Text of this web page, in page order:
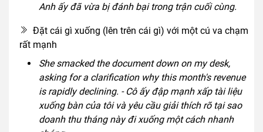
Anh ấy đã vừa bị đánh bại trong trận cuối cùng.
Đặt cái gì xuống (lên trên cái gì) với một cú va chạm
rất mạnh
She smacked the document down on my desk,
asking for a clarification why this month's revenue
is rapidly declining. - Cô ấy đập mạnh xấp tài liệu
xuống bàn của tôi và yêu cầu giải thích rõ tại sao
doanh thu tháng này đi xuống một cách nhanh